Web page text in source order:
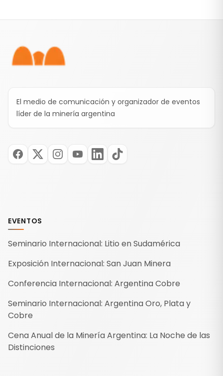
El medio de comunicación y organizador de eventos
líder de la minería argentina
EVENTOS
Seminario Internacional: Litio en Sudamérica
Exposición Internacional: San Juan Minera
Conferencia Internacional: Argentina Cobre
Seminario Internacional: Argentina Oro, Plata y
Cobre
Cena Anual de la Minería Argentina: La Noche de las
Distinciones